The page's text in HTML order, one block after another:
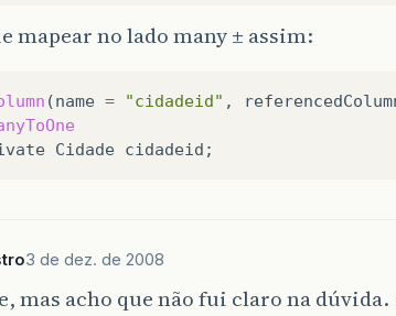
static List<Categoria>
Session session = HibernateUtil
org .
. getNamedQuery
return resultado
mapear no lado many ± assim:
(name = "cidadeid" ,
Cidade cidadeid ;
3 de dez. de 2008
mas acho que não fui claro na dúvida.